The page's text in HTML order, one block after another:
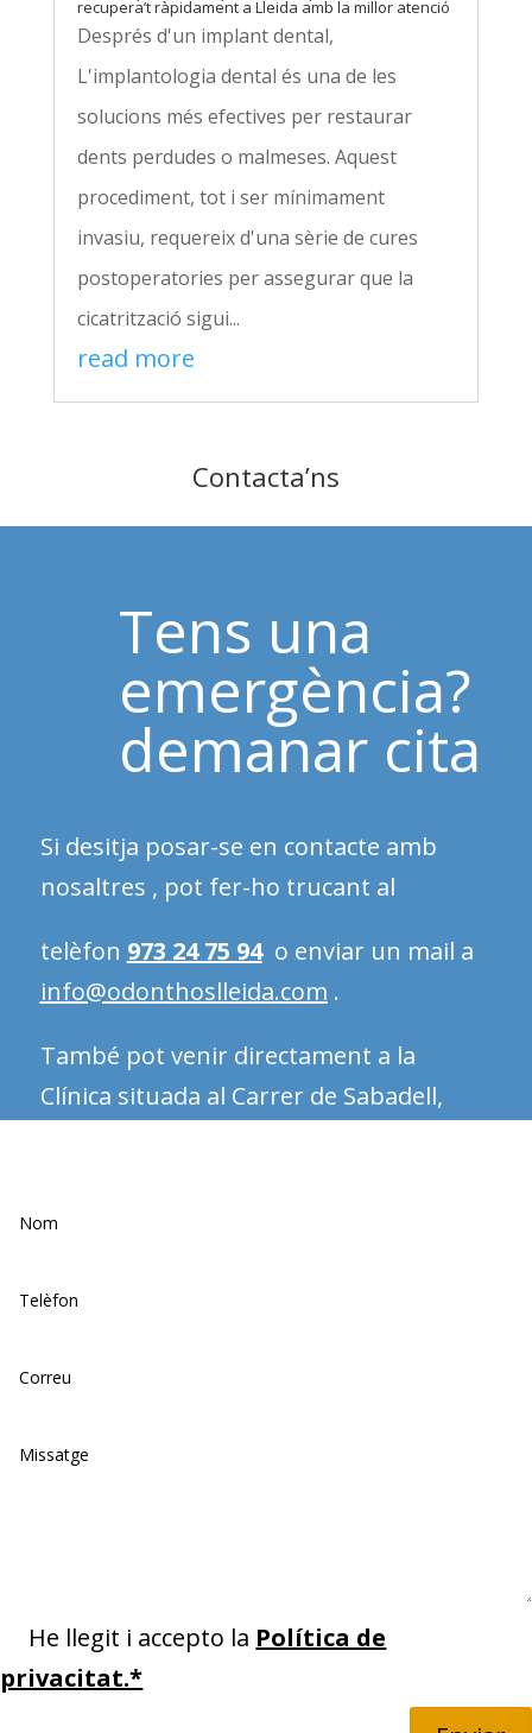
recupera’t ràpidament a Lleida amb la millor atenció
Després d'un implant dental,
L'implantologia dental és una de les
solucions més efectives per restaurar
dents perdudes o malmeses. Aquest
procediment, tot i ser mínimament
invasiu, requereix d'una sèrie de cures
postoperatories per assegurar que la
cicatrització sigui...
read more
Contacta’ns
Tens una
emergència?
demanar cita
Si desitja posar-se en contacte amb
nosaltres , pot fer-ho trucant al
telèfon 973 24 75 94o enviar un mail a
info@odonthoslleida.com .
També pot venir directament a la
Clínica situada al Carrer de Sabadell,
He llegit i accepto la Política de
privacitat.*